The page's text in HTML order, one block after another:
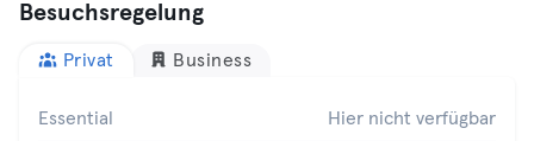
Besuchsregelung
Privat Business
Essential Hier nicht verfügbar